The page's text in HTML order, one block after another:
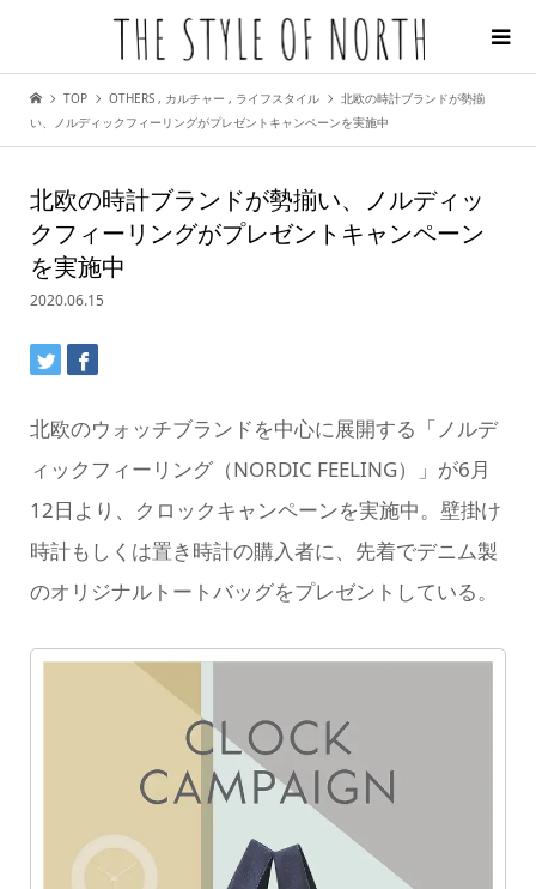
TOP OTHERS , カルチャー , ライフスタイル
北欧の時計ブランドが勢揃
い、ノルディックフィーリングがプレゼントキャンペーンを実施中
北欧の時計ブランドが勢揃い、ノルディッ
クフィーリングがプレゼントキャンペーン
を実施中
2020.06.15
北欧のウォッチブランドを中心に展開する「ノルデ
ィックフィーリング（NORDIC FEELING）」が6月
12日より、クロックキャンペーンを実施中。壁掛け
時計もしくは置き時計の購入者に、先着でデニム製
のオリジナルトートバッグをプレゼントしている。